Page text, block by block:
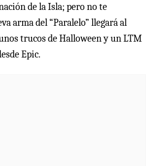
de la Isla; pero no te
arma del “Paralelo” llegará al
trucos de Halloween y un LTM
Epic.